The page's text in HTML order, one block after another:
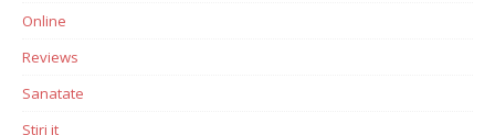
Online
Reviews
Sanatate
Stiri it